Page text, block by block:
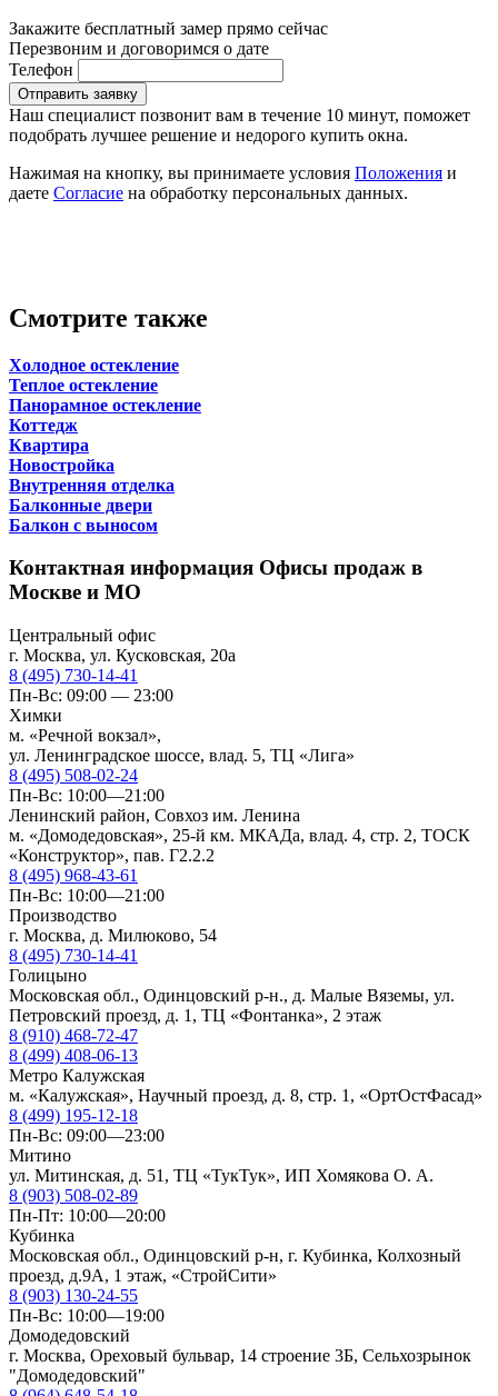
Закажите бесплатный замер прямо сейчас
Перезвоним и договоримся о дате
Телефон
Отправить заявку
Наш специалист позвонит вам в течение 10 минут, поможет
подобрать лучшее решение и недорого купить окна.
Нажимая на кнопку, вы принимаете условия Положения и
даете Согласие на обработку персональных данных.
Смотрите также
Холодное остекление
Теплое остекление
Панорамное остекление
Коттедж
Квартира
Новостройка
Внутренняя отделка
Балконные двери
Балкон с выносом
Контактная информация Офисы продаж в
Москве и МО
Центральный офис
г. Москва, ул. Кусковская, 20а
8 (495) 730-14-41
Пн-Вс: 09:00 — 23:00
Химки
м. «Речной вокзал»,
ул. Ленинградское шоссе, влад. 5, ТЦ «Лига»
8 (495) 508-02-24
Пн-Вс: 10:00—21:00
Ленинский район, Совхоз им. Ленина
м. «Домодедовская», 25-й км. МКАДа, влад. 4, стр. 2, ТОСК
«Конструктор», пав. Г2.2.2
8 (495) 968-43-61
Пн-Вс: 10:00—21:00
Производство
г. Москва, д. Милюково, 54
8 (495) 730-14-41
Голицыно
Московская обл., Одинцовский р-н., д. Малые Вяземы, ул.
Петровский проезд, д. 1, ТЦ «Фонтанка», 2 этаж
8 (910) 468-72-47
8 (499) 408-06-13
Метро Калужская
м. «Калужская», Научный проезд, д. 8, стр. 1, «ОртОстФасад»
8 (499) 195-12-18
Пн-Вс: 09:00—23:00
Митино
ул. Митинская, д. 51, ТЦ «ТукТук», ИП Хомякова О. А.
8 (903) 508-02-89
Пн-Пт: 10:00—20:00
Кубинка
Московская обл., Одинцовский р-н, г. Кубинка, Колхозный
проезд, д.9А, 1 этаж, «СтройСити»
8 (903) 130-24-55
Пн-Вс: 10:00—19:00
Домодедовский
г. Москва, Ореховый бульвар, 14 строение 3Б, Сельхозрынок
"Домодедовский"